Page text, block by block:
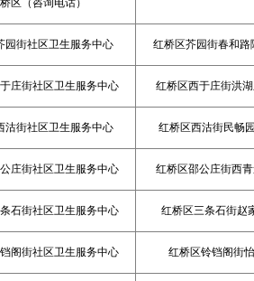
区（咨询电话）
园街社区卫生服务中心 红桥区芥园街春和
庄街社区卫生服务中心 红桥区西于庄街洪
沽街社区卫生服务中心 红桥区西沽街民畅
庄街社区卫生服务中心 红桥区邵公庄街西
石街社区卫生服务中心 红桥区三条石街赵
阁街社区卫生服务中心 红桥区铃铛阁街